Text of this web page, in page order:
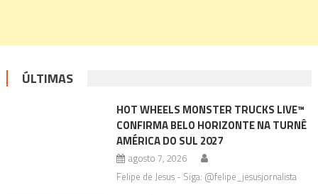
ÚLTIMAS
HOT WHEELS MONSTER TRUCKS LIVE™
CONFIRMA BELO HORIZONTE NA TURNÊ
AMÉRICA DO SUL 2027
agosto 7, 2026
Felipe de Jesus - Siga: @felipe_jesusjornalista